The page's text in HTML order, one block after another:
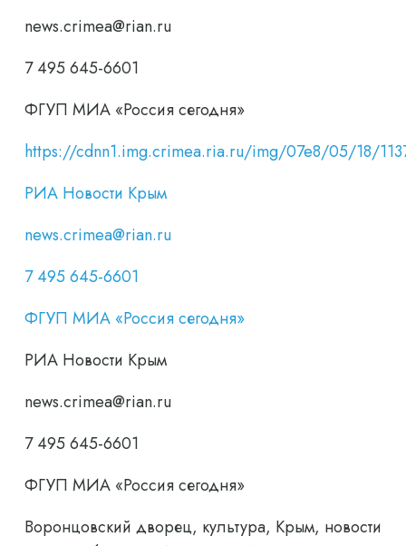
news.crimea@rian.ru
7 495 645-6601
ФГУП МИА «Россия сегодня»
https://cdnn1.img.crimea.ria.ru/img/07e8/05/18/
РИА Новости Крым
news.crimea@rian.ru
7 495 645-6601
ФГУП МИА «Россия сегодня»
РИА Новости Крым
news.crimea@rian.ru
7 495 645-6601
ФГУП МИА «Россия сегодня»
Воронцовский дворец, культура, Крым, новости